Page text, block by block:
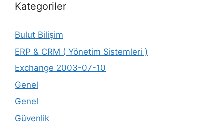
Kategoriler
Bulut Bilişim
ERP & CRM ( Yönetim Sistemleri )
Exchange 2003-07-10
Genel
Genel
Güvenlik